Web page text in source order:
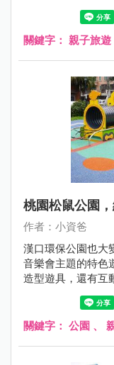
轉椅、鞦韆跟沙
公園有哪邊不一樣！
關鍵字： 親子旅遊
桃園松鼠公園
作者：小資爸
漢口環保公園也大
音樂會主題的特色
造型遊具，還有互
也有小朋友最喜
可愛松鼠的圖案
爸一起來看看漢口
關鍵字： 公園 、